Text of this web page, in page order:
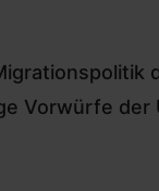
Vorwürfe der